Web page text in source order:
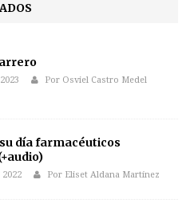
Por Osviel Castro Medel
día farmacéuticos
Por Eliset Aldana Martínez